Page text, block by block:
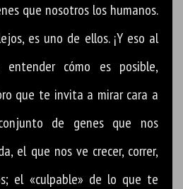
que nosotros los humanos.
es uno de ellos. ¡Y eso al
cómo es posible,
que te invita a mirar cara a
de genes que nos
el que nos ve crecer, correr,
el «culpable» de lo que te